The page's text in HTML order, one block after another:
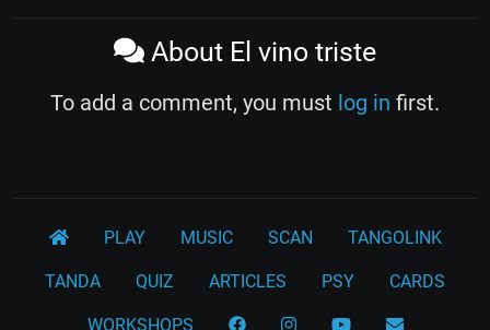
About El vino triste
To add a comment, you must log in first.
PLAY MUSIC SCAN TANGOLINK
TANDA QUIZ ARTICLES PSY CARDS
WORKSHOPS